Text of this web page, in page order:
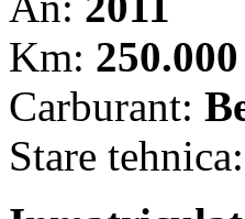
Km: 250.000
Carburant:
Stare tehnica: